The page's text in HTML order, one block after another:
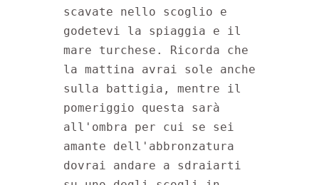
scavate nello scoglio e
godetevi la spiaggia e il
mare turchese. Ricorda che
la mattina avrai sole anche
sulla battigia, mentre il
pomeriggio questa sarà
all'ombra per cui se sei
amante dell'abbronzatura
dovrai andare a sdraiarti